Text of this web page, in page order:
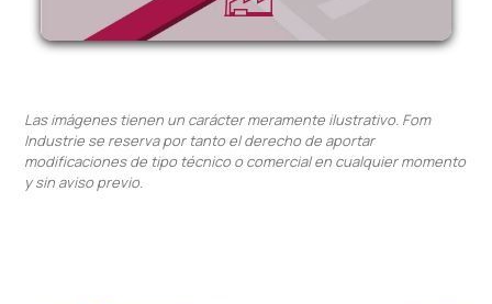
Las imágenes tienen un carácter meramente ilustrativo. Fom
Industrie se reserva por tanto el derecho de aportar
modificaciones de tipo técnico o comercial en cualquier momento
y sin aviso previo.